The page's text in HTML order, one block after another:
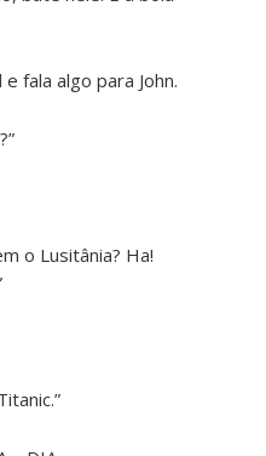
fala algo para John.
o Lusitânia? Ha!